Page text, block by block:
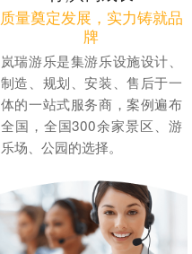
质量奠定发展，实力铸就品
牌
岚瑞游乐是集游乐设施设计、
制造、规划、安装、售后于一
体的一站式服务商，案例遍布
全国，全国300余家景区、游
乐场、公园的选择。